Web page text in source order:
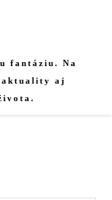
fantáziu. Na
aktuality aj